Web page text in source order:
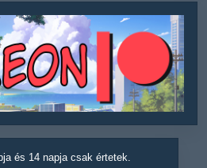
és 14 napja csak értetek.